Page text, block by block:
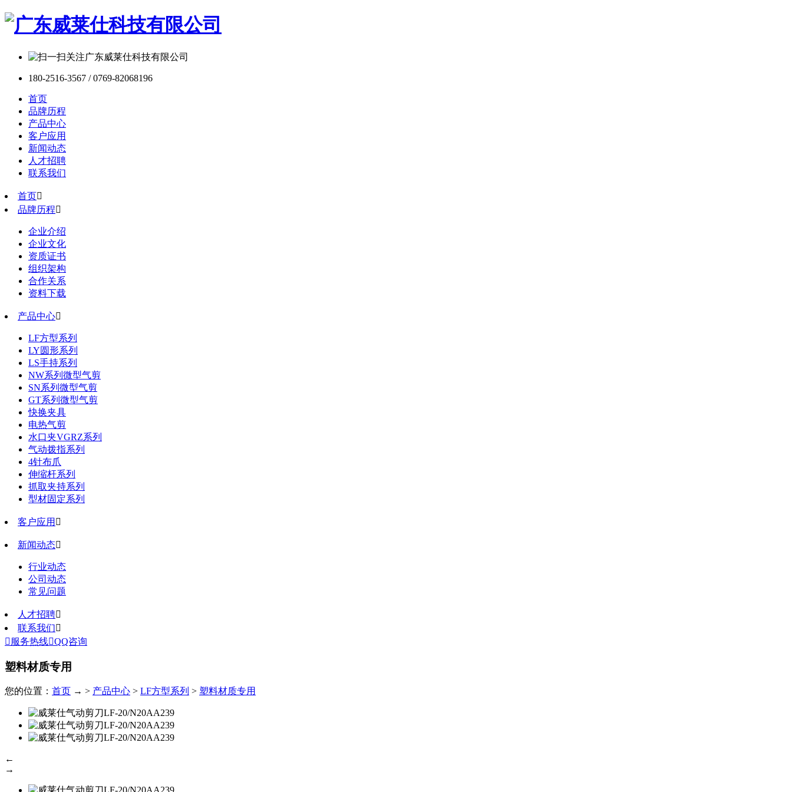
180-2516-3567 / 0769-82068196
首页
品牌历程
产品中心
客户应用
新闻动态
人才招聘
联系我们
首页
品牌历程
企业介绍
企业文化
资质证书
组织架构
合作关系
资料下载
产品中心
LF方型系列
LY圆形系列
LS手持系列
NW系列微型气剪
SN系列微型气剪
GT系列微型气剪
快换夹具
电热气剪
水口夹VGRZ系列
气动拨指系列
4针布爪
伸缩杆系列
抓取夹持系列
型材固定系列
客户应用 
新闻动态
行业动态
公司动态
常见问题
人才招聘
联系我们
 服务热线QQ咨询
塑料材质专用
您的位置： 首页 → > 产品中心 > LF方型系列 > 塑料材质专用
←
→